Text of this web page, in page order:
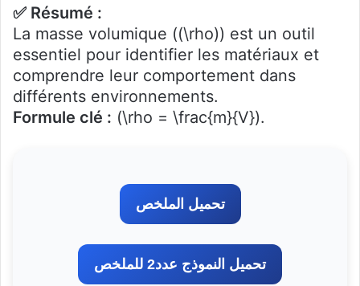
✅ Résumé :
La masse volumique ((\rho)) est un outil
essentiel pour identifier les matériaux et
comprendre leur comportement dans
différents environnements.
Formule clé : (\rho = \frac{m}{V}).
تحميل الملخص
تحميل النموذج عدد2 للملخص